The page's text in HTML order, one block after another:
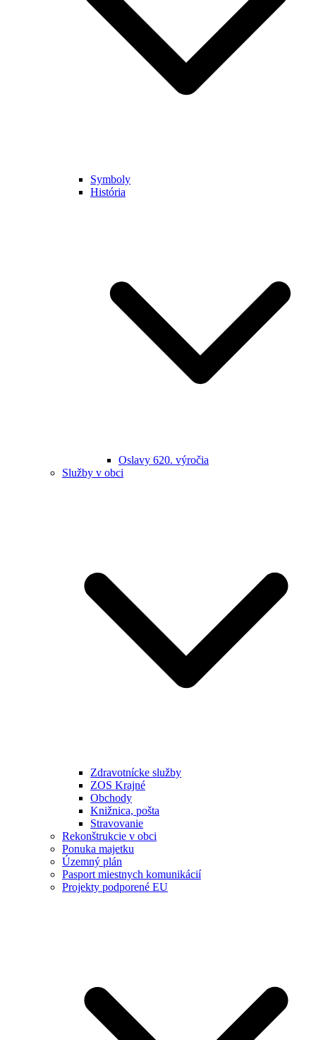
Symboly
História
Oslavy 620. výročia
Služby v obci
Zdravotnícke služby
ZOS Krajné
Obchody
Knižnica, pošta
Stravovanie
Rekonštrukcie v obci
Ponuka majetku
Územný plán
Pasport miestnych komunikácií
Projekty podporené EU